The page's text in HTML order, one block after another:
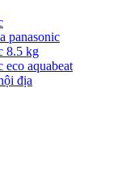
panasonic
8.5 kg
eco aquabeat
địa